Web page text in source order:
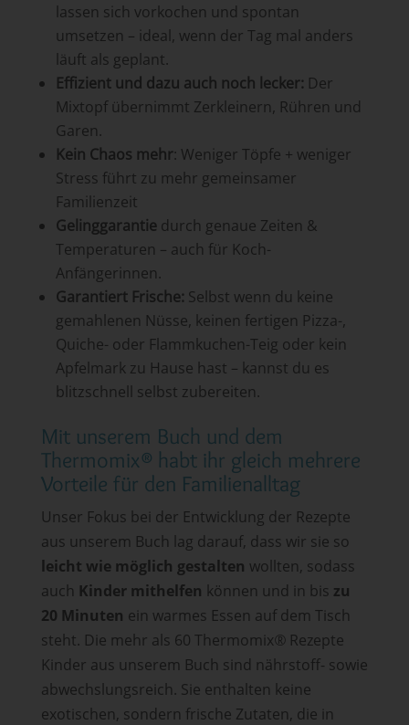
lassen sich vorkochen und spontan
umsetzen – ideal, wenn der Tag mal anders
läuft als geplant.
Effizientund dazu auch noch lecker: Der
Mixtopf übernimmt Zerkleinern, Rühren und
Garen.
Kein Chaos mehr: Weniger Töpfe + weniger
Stress führt zu mehr gemeinsamer
Familienzeit
Gelinggarantie durch genaue Zeiten &
Temperaturen – auch für Koch-
Anfängerinnen.
Garantiert Frische: Selbst wenn du keine
gemahlenen Nüsse, keinen fertigen Pizza-,
Quiche- oder Flammkuchen-Teig oder kein
Apfelmark zu Hause hast – kannst du es
blitzschnell selbst zubereiten.
Mit unserem Buch und dem
Thermomix® habt ihr gleich mehrere
Vorteile für den Familienalltag
Unser Fokus bei der Entwicklung der Rezepte
aus unserem Buch lag darauf, dass wir sie so
leicht wie möglich gestalten wollten, sodass
auch Kinder mithelfen können und in bis zu
20 Minuten ein warmes Essen auf dem Tisch
steht. Die mehr als 60 Thermomix®Rezepte
Kinder aus unserem Buch sind nährstoff- sowie
abwechslungsreich. Sie enthalten keine
exotischen, sondern frische Zutaten, die in